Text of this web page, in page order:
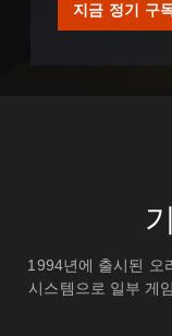
지금 정기 구
1994년에 출시된 오
시스템으로 일부 게